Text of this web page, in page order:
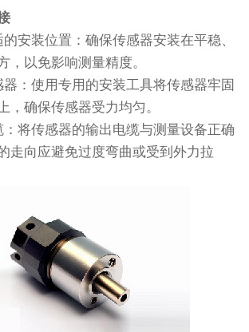
安装位置：确保传感器安装在平稳、
，以免影响测量精度。
：使用专用的安装工具将传感器牢固
，确保传感器受力均匀。
将传感器的输出电缆与测量设备正确
走向应避免过度弯曲或受到外力拉